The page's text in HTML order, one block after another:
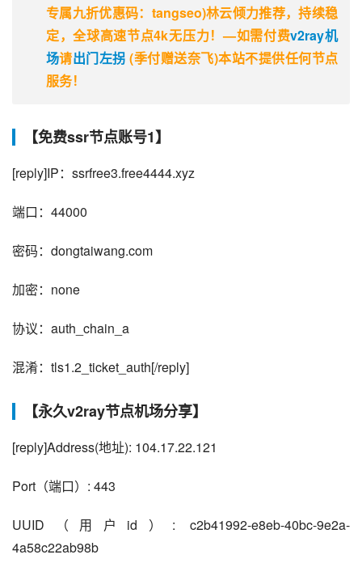
专属九折优惠码：tangseo)林云倾力推荐，持续稳
定，全球高速节点4k无压力！—如需付费v2ray机
场请出门左拐 (季付赠送奈飞)本站不提供任何节点
服务！
【免费ssr节点账号1】
[reply]IP：ssrfree3.free4444.xyz
端口：44000
密码：dongtaiwang.com
加密：none
协议：auth_chain_a
混淆：tls1.2_ticket_auth[/reply]
【永久v2ray节点机场分享】
[reply]Address(地址): 104.17.22.121
Port（端口）: 443
UUID（用户id）: c2b41992-e8eb-40bc-9e2a-
4a58c22ab98b